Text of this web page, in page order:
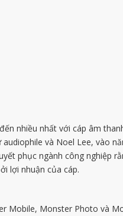
nhiều nhất với cáp âm
và Noel Lee, vào
phục ngành công nghiệp
lợi nhuận của cáp.
Mobile, Monster Photo và